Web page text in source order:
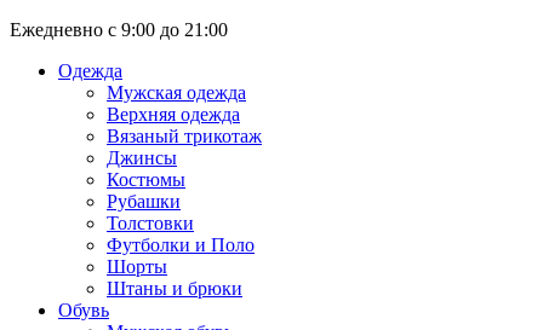
Ежедневно с 9:00 до 21:00
Одежда
Мужская одежда
Верхняя одежда
Вязаный трикотаж
Джинсы
Костюмы
Рубашки
Толстовки
Футболки и Поло
Шорты
Штаны и брюки
Обувь